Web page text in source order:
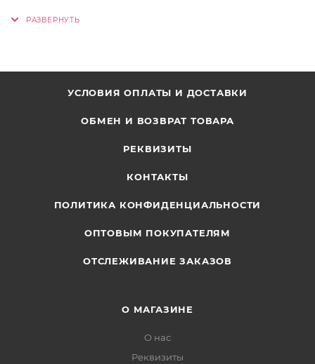
УСЛОВИЯ ОПЛАТЫ И ДОСТАВКИ
ОБМЕН И ВОЗВРАТ ТОВАРА
РЕКВИЗИТЫ
КОНТАКТЫ
ПОЛИТИКА КОНФИДЕНЦИАЛЬНОСТИ
ОПТОВЫМ ПОКУПАТЕЛЯМ
ОТСЛЕЖИВАНИЕ ЗАКАЗОВ
О МАГАЗИНЕ
О нас
Реквизиты